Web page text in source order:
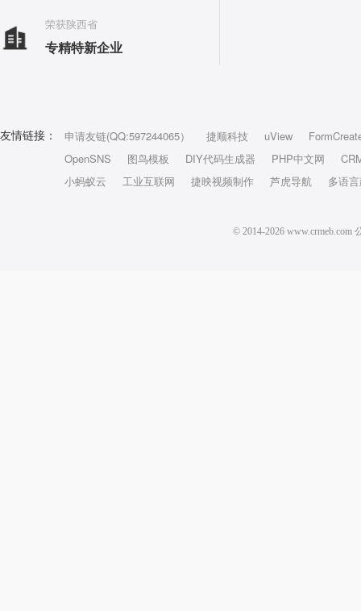
荣获陕西省
专精特新企业
友情链接： 申请友链(QQ:597244065） 捷顺科技 uView
OpenSNS
图鸟模板 DIY代码生成器 PHP中文网
小蚂蚁云
工业互联网 捷映视频制作 芦虎导航 多语
© 2014-2026